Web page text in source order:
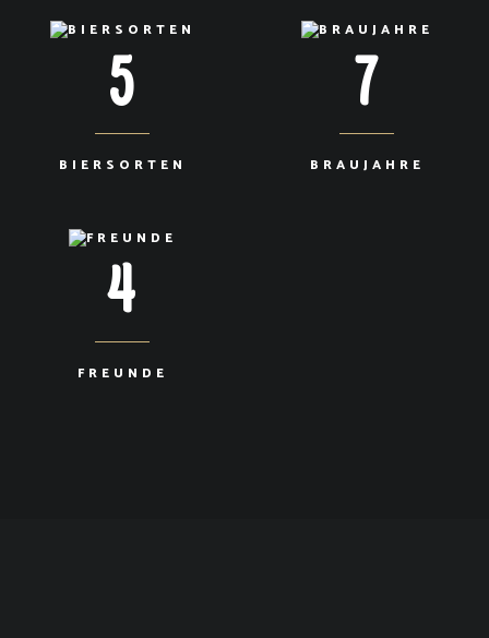
5
BIERSORTEN
7
BRAUJAHRE
4
FREUNDE